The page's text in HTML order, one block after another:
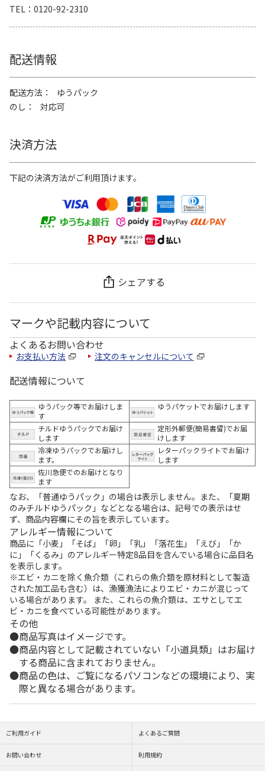
TEL
0120-92-2310
配送情報
配送方法
ゆうパック
のし
対応可
決済方法
下記の決済方法がご利用頂けます。
シェアする
マークや記載内容について
よくあるお問い合わせ
お支払い方法 注文のキャンセルについて
配送情報について
ゆうパック等でお届けしま
す
ゆうパケットでお届けします
チルドゆうパックでお届け
します
定形外郵便(簡易書留)でお届
けします
冷凍ゆうパックでお届けし
ます。
レターパックライトでお届け
します
佐川急便でのお届けとなり
ます
なお、「普通ゆうパック」の場合は表示しません。また、「夏期
のみチルドゆうパック」などとなる場合は、記号での表示はせ
ず、商品内容欄にその旨を表示しています。
アレルギー情報について
商品に「小麦」「そば」「卵」「乳」「落花生」「えび」「か
に」「くるみ」のアレルギー特定8品目を含んでいる場合に品目名
を表示します。
※エビ・カニを除く魚介類（これらの魚介類を原材料として製造
された加工品も含む）は、漁獲漁法によりエビ・カニが混じって
いる場合があります。 また、これらの魚介類は、エサとしてエ
ビ・カニを食べている可能性があります。
その他
商品写真はイメージです。
商品内容として記載されていない「小道具類」はお届け
する商品に含まれておりません。
商品の色は、ご覧になるパソコンなどの環境により、実
際と異なる場合があります。
ご利用ガイド よくあるご質問
お問い合わせ 利用規約